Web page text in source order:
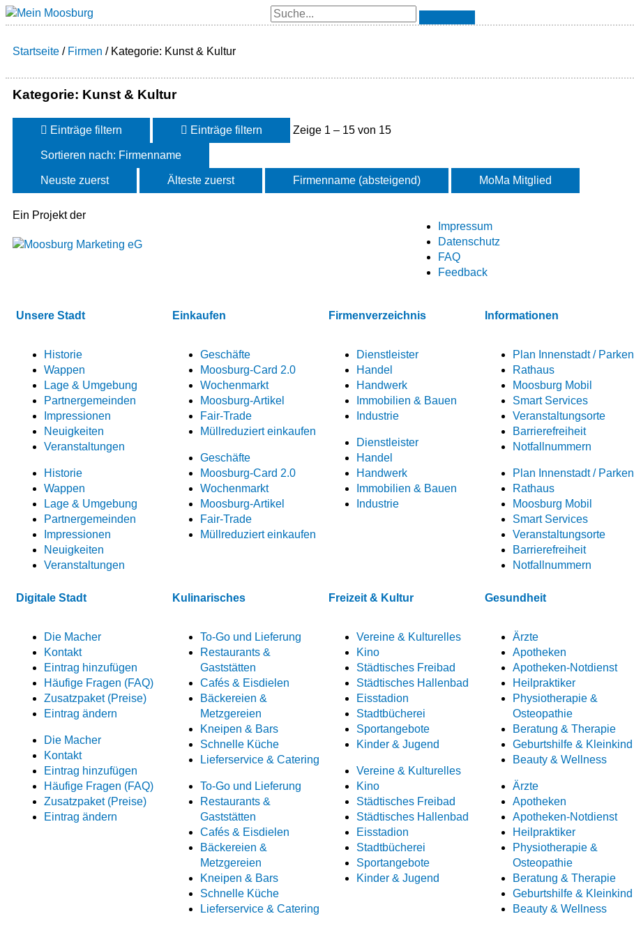
Zum
Inhalt
Suche
Startseite / Firmen / Kategorie: Kunst & Kultur
Kategorie: Kunst & Kultur
Einträge filtern Einträge filtern Zeige 1 – 15 von 15
Sortieren nach: Firmenname
Neuste zuerst Älteste zuerst Firmenname (absteigend) MoMa Mitglied
Ein Projekt der
Impressum
Datenschutz
FAQ
Feedback
Unsere Stadt
Historie
Wappen
Lage & Umgebung
Partnergemeinden
Impressionen
Neuigkeiten
Veranstaltungen
Historie
Wappen
Lage & Umgebung
Partnergemeinden
Impressionen
Neuigkeiten
Veranstaltungen
Einkaufen
Geschäfte
Moosburg-Card 2.0
Wochenmarkt
Moosburg-Artikel
Fair-Trade
Müllreduziert einkaufen
Geschäfte
Moosburg-Card 2.0
Wochenmarkt
Moosburg-Artikel
Fair-Trade
Müllreduziert einkaufen
Firmenverzeichnis
Dienstleister
Handel
Handwerk
Immobilien & Bauen
Industrie
Dienstleister
Handel
Handwerk
Immobilien & Bauen
Industrie
Informationen
Plan Innenstadt / Parken
Rathaus
Moosburg Mobil
Smart Services
Veranstaltungsorte
Barrierefreiheit
Notfallnummern
Plan Innenstadt / Parken
Rathaus
Moosburg Mobil
Smart Services
Veranstaltungsorte
Barrierefreiheit
Notfallnummern
Digitale Stadt
Die Macher
Kontakt
Eintrag hinzufügen
Häufige Fragen (FAQ)
Zusatzpaket (Preise)
Eintrag ändern
Die Macher
Kontakt
Eintrag hinzufügen
Häufige Fragen (FAQ)
Zusatzpaket (Preise)
Eintrag ändern
Kulinarisches
To-Go und Lieferung
Restaurants &
Gaststätten
Cafés & Eisdielen
Bäckereien &
Metzgereien
Kneipen & Bars
Schnelle Küche
Lieferservice & Catering
To-Go und Lieferung
Restaurants &
Gaststätten
Cafés & Eisdielen
Bäckereien &
Metzgereien
Kneipen & Bars
Schnelle Küche
Lieferservice & Catering
Freizeit & Kultur
Vereine & Kulturelles
Kino
Städtisches Freibad
Städtisches Hallenbad
Eisstadion
Stadtbücherei
Sportangebote
Kinder & Jugend
Vereine & Kulturelles
Kino
Städtisches Freibad
Städtisches Hallenbad
Eisstadion
Stadtbücherei
Sportangebote
Kinder & Jugend
Gesundheit
Ärzte
Apotheken
Apotheken-Notdienst
Heilpraktiker
Physiotherapie &
Osteopathie
Beratung & Therapie
Geburtshilfe & Kleinkind
Beauty & Wellness
Ärzte
Apotheken
Apotheken-Notdienst
Heilpraktiker
Physiotherapie &
Osteopathie
Beratung & Therapie
Geburtshilfe & Kleinkind
Beauty & Wellness